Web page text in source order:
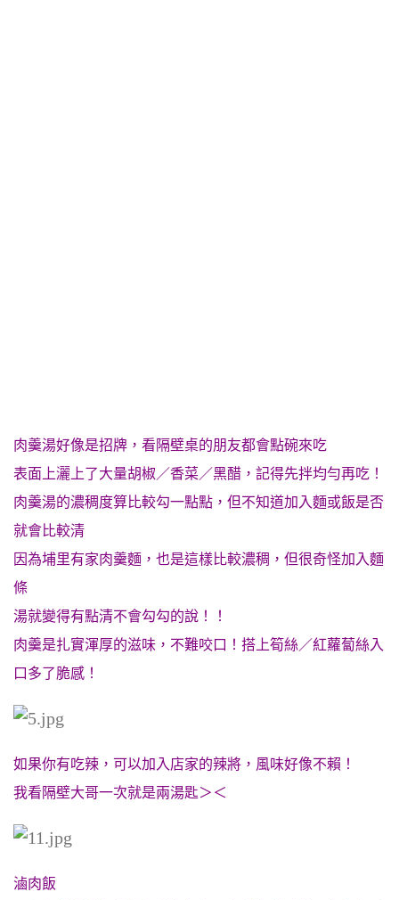
肉羹湯好像是招牌，看隔壁桌的朋友都會點碗來吃
表面上灑上了大量胡椒／香菜／黑醋，記得先拌均勻再吃！
肉羹湯的濃稠度算比較勾一點點，但不知道加入麵或飯是否
就會比較清
因為埔里有家肉羹麵，也是這樣比較濃稠，但很奇怪加入麵
條
湯就變得有點清不會勾勾的說！！
肉羹是扎實渾厚的滋味，不難咬口！搭上筍絲／紅蘿蔔絲入
口多了脆感！
如果你有吃辣，可以加入店家的辣將，風味好像不賴！
我看隔壁大哥一次就是兩湯匙＞＜
滷肉飯